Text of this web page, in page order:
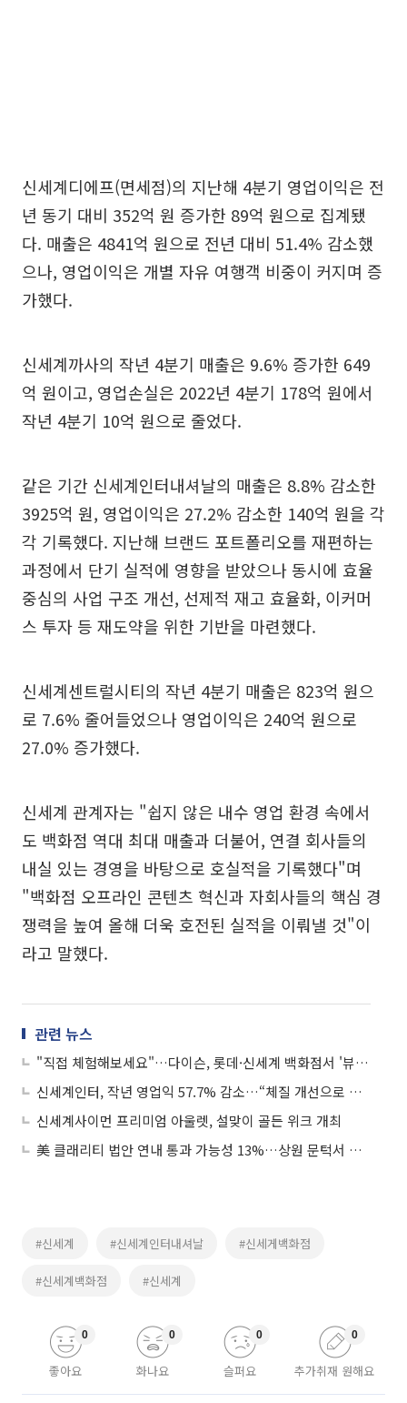
신세계디에프(면세점)의 지난해 4분기 영업이익은 전
년 동기 대비 352억 원 증가한 89억 원으로 집계됐
다. 매출은 4841억 원으로 전년 대비 51.4% 감소했
으나, 영업이익은 개별 자유 여행객 비중이 커지며 증
가했다.
신세계까사의 작년 4분기 매출은 9.6% 증가한 649
억 원이고, 영업손실은 2022년 4분기 178억 원에서
작년 4분기 10억 원으로 줄었다.
같은 기간 신세계인터내셔날의 매출은 8.8% 감소한
3925억 원, 영업이익은 27.2% 감소한 140억 원을 각
각 기록했다. 지난해 브랜드 포트폴리오를 재편하는
과정에서 단기 실적에 영향을 받았으나 동시에 효율
중심의 사업 구조 개선, 선제적 재고 효율화, 이커머
스 투자 등 재도약을 위한 기반을 마련했다.
신세계센트럴시티의 작년 4분기 매출은 823억 원으
로 7.6% 줄어들었으나 영업이익은 240억 원으로
27.0% 증가했다.
신세계 관계자는 "쉽지 않은 내수 영업 환경 속에서
도 백화점 역대 최대 매출과 더불어, 연결 회사들의
내실 있는 경영을 바탕으로 호실적을 기록했다"며
"백화점 오프라인 콘텐츠 혁신과 자회사들의 핵심 경
쟁력을 높여 올해 더욱 호전된 실적을 이뤄낼 것"이
라고 말했다.
관련 뉴스
"직접 체험해보세요"…다이슨, 롯데·신세계 백화점서 '뷰티 팝업스토어' 운영
신세계인터, 작년 영업익 57.7% 감소…“체질 개선으로 경쟁력 강화”
신세계사이먼 프리미엄 아울렛, 설맞이 골든 위크 개최
美 클래리티 법안 연내 통과 가능성 13%…상원 문턱서 제동
#신세계 #신세계인터내셔날 #신세게백화점
#신세계백화점 #신세계
좋아요
0
화나요
0
슬퍼요
0
추가취재 원해요
0